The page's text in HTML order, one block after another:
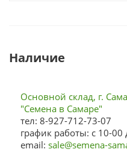
Наличие
Основной склад, г.
"Семена в Самаре"
тел: 8-927-712-73-07
график работы: с 10-
email: sale@semena-